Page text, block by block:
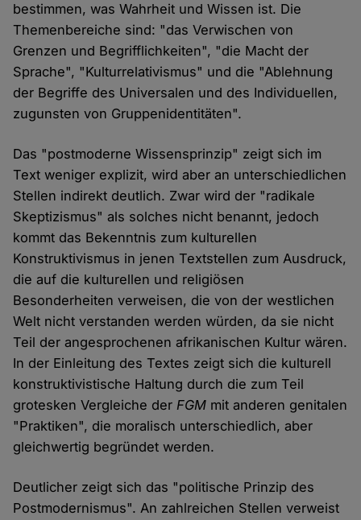
bestimmen, was Wahrheit und Wissen ist. Die
Themenbereiche sind: "das Verwischen von
Grenzen und Begrifflichkeiten", "die Macht der
Sprache", "Kulturrelativismus" und die "Ablehnung
der Begriffe des Universalen und des Individuellen,
zugunsten von Gruppenidentitäten".
Das "postmoderne Wissensprinzip" zeigt sich im
Text weniger explizit, wird aber an unterschiedlichen
Stellen indirekt deutlich. Zwar wird der "radikale
Skeptizismus" als solches nicht benannt, jedoch
kommt das Bekenntnis zum kulturellen
Konstruktivismus in jenen Textstellen zum Ausdruck,
die auf die kulturellen und religiösen
Besonderheiten verweisen, die von der westlichen
Welt nicht verstanden werden würden, da sie nicht
Teil der angesprochenen afrikanischen Kultur wären.
In der Einleitung des Textes zeigt sich die kulturell
konstruktivistische Haltung durch die zum Teil
grotesken Vergleiche derFGM mit anderen genitalen
"Praktiken", die moralisch unterschiedlich, aber
gleichwertig begründet werden.
Deutlicher zeigt sich das "politische Prinzip des
Postmodernismus". An zahlreichen Stellen verweist